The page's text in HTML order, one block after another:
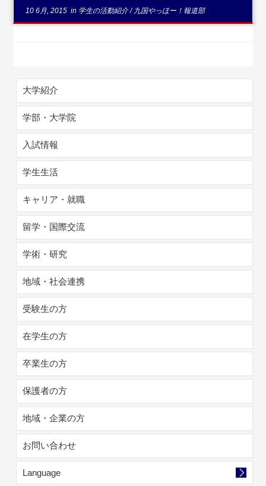
10 6月, 2015 in 学生の活動紹介/九国やっほー！報道部
大学紹介
学部・大学院
入試情報
学生生活
キャリア・就職
留学・国際交流
学術・研究
地域・社会連携
受験生の方
在学生の方
卒業生の方
保護者の方
地域・企業の方
お問い合わせ
Language